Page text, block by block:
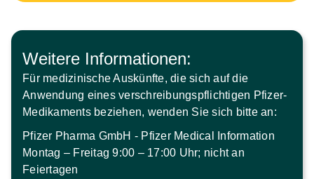
unsere Patientenhotline*.
Weitere Informationen:
Für medizinische Auskünfte, die sich auf die
Anwendung eines verschreibungspflichtigen Pfizer-
Medikaments beziehen, wenden Sie sich bitte an:
Pfizer Pharma GmbH - Pfizer Medical Information
Montag – Freitag 9:00 – 17:00 Uhr; nicht an
Feiertagen